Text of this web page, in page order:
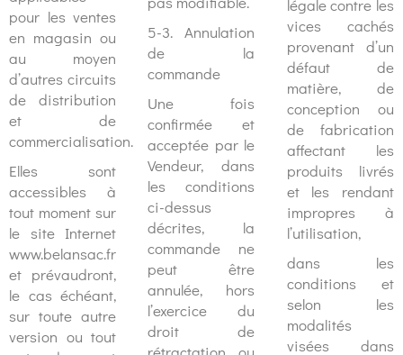
pour les ventes
en magasin ou
au moyen
d’autres circuits
de distribution
et de
commercialisation.
Elles sont
accessibles à
tout moment sur
le site Internet
www.belansac.fr
et prévaudront,
le cas échéant,
sur toute autre
version ou tout
5-3. Annulation
de la
commande
Une fois
confirmée et
acceptée par le
Vendeur, dans
les conditions
ci-dessus
décrites, la
commande ne
peut être
annulée, hors
l’exercice du
droit de
légale contre les
vices cachés
provenant d’un
défaut de
matière, de
conception ou
de fabrication
affectant les
produits livrés
et les rendant
impropres à
l’utilisation,
dans les
conditions et
selon les
modalités
visées dans